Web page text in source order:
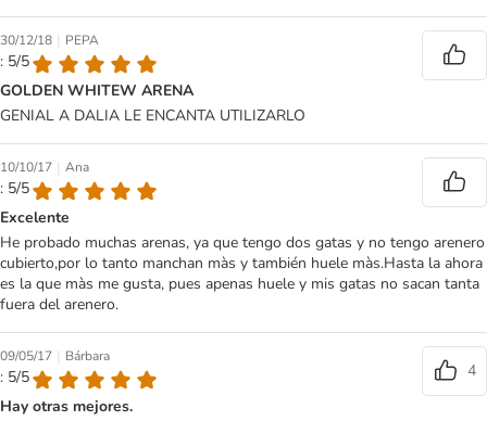
30/12/18 | PEPA
: 5/5
GOLDEN WHITEW ARENA
GENIAL A DALIA LE ENCANTA UTILIZARLO
10/10/17 | Ana
: 5/5
Excelente
He probado muchas arenas, ya que tengo dos gatas y no tengo arenero
cubierto,por lo tanto manchan màs y también huele màs.Hasta la ahora
es la que màs me gusta, pues apenas huele y mis gatas no sacan tanta
fuera del arenero.
09/05/17 | Bárbara
: 5/5
4
Hay otras mejores.